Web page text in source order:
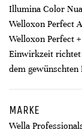
Illumina Color
Welloxon Perfect
Welloxon Perfect
Einwirkzeit richtet
dem gewünschten
MARKE
Wella